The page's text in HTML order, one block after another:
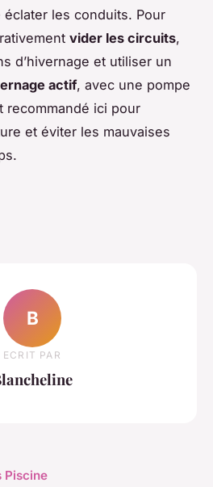
éclater les conduits. Pour
vider les circuits,
d’hivernage et utiliser un
actif, avec une pompe
recommandé ici pour
et éviter les mauvaises
B
ECRIT PAR
Piscine